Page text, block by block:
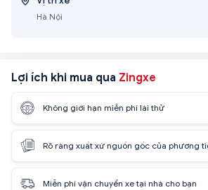
Hà Nội
Lợi ích khi mua qua Zingxe
Không giới hạn miễn phí lái thử
Rõ ràng xuất xứ nguồn gốc của phương
Miễn phí vận chuyển xe tại nhà cho bạn